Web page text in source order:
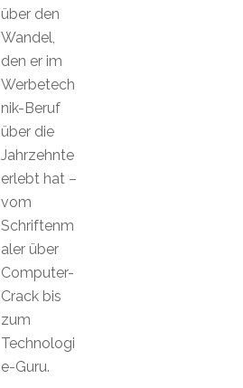
über den
Wandel,
den er im
Werbetech
nik-Beruf
über die
Jahrzehnte
erlebt hat –
vom
Schriftenm
aler über
Computer-
Crack bis
zum
Technologi
e-Guru.